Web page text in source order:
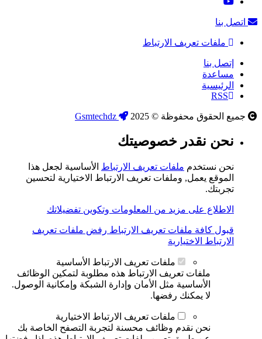
اتصل بنا
ملفات تعريف الارتباط
إتصل بنا
مساعدة
الرئيسية
RSS
جميع الحقوق محفوظة © 2025
نحن نقدر خصوصيتك
نحن نستخدم ملفات تعريف الارتباط الأساسية لجعل هذا
الموقع يعمل, وملفات تعريف الارتباط الاختيارية لتحسين
تجربتك.
الاطلاع على مزيد من المعلومات وتكوين تفضيلاتك
قبول كافة ملفات تعريف الارتباط رفض ملفات تعريف
الارتباط الاختيارية
ملفات تعريف الارتباط الأساسية
ملفات تعريف الارتباط هذه مطلوبة لتمكين الوظائف
الأساسية مثل الأمان وإدارة الشبكة وإمكانية الوصول.
لا يمكنك رفضها.
ملفات تعريف الارتباط الاختيارية
نحن نقدم وظائف محسنة لتجربة التصفح الخاصة بك